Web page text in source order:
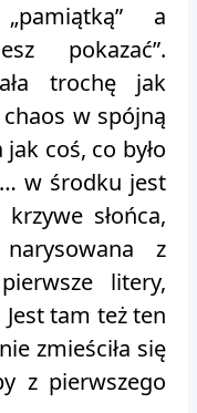
a
pokazać”.
trochę jak
w spójną
coś, co było
w środku jest
słońca,
z
litery,
Jest tam też ten
zmieściła się
z pierwszego